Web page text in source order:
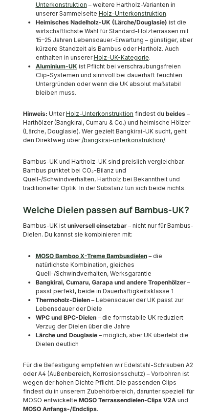
Unterkonstruktion – weitere Hartholz-Varianten in
unserer Sammelseite Holz-Unterkonstruktion.
Heimisches Nadelholz-UK (Lärche/Douglasie) ist die
wirtschaftlichste Wahl für Standard-Holzterrassen mit
15–25 Jahren Lebensdauer-Erwartung – günstiger, aber
kürzere Standzeit als Bambus oder Hartholz. Auch
enthalten in unsererHolz-UK-Kategorie.
Aluminium-UK ist Pflicht bei verschraubungsfreien
Clip-Systemen und sinnvoll bei dauerhaft feuchten
Untergründen oder wenn die UK absolut maßstabil
bleiben muss.
Hinweis: UnterHolz-Unterkonstruktion findest du beides –
Harthölzer (Bangkirai, Cumaru & Co.) und heimische Hölzer
(Lärche, Douglasie). Wer gezielt Bangkirai-UK sucht, geht
den Direktweg über/bangkirai-unterkonstruktion/.
Bambus-UK und Hartholz-UK sind preislich vergleichbar.
Bambus punktet bei CO₂-Bilanz und
Quell-/Schwindverhalten, Hartholz bei Bekanntheit und
traditioneller Optik. In der Substanz tun sich beide nichts.
Welche Dielen passen auf Bambus-UK?
Bambus-UK ist universell einsetzbar – nicht nur für Bambus-
Dielen. Du kannst sie kombinieren mit:
MOSO Bamboo X-Treme Bambusdielen– die
natürlichste Kombination, gleiches
Quell-/Schwindverhalten, Werksgarantie
Bangkirai, Cumaru, Garapa und andere Tropenhölzer–
passt perfekt, beide in Dauerhaftigkeitsklasse 1
Thermoholz-Dielen– Lebensdauer der UK passt zur
Lebensdauer der Diele
WPC und BPC-Dielen– die formstabile UK reduziert
Verzug der Dielen über die Jahre
Lärche und Douglasie– möglich, aber UK überlebt die
Dielen deutlich
Für die Befestigung empfehlen wir Edelstahl-Schrauben A2
oder A4 (Außenbereich, Korrosionsschutz) – Vorbohren ist
wegen der hohen Dichte Pflicht. Die passenden Clips
findest du in unserem Zubehörbereich, darunter speziell für
MOSO entwickelte MOSO Terrassendielen-Clips V2A und
MOSO Anfangs-/Endclips.